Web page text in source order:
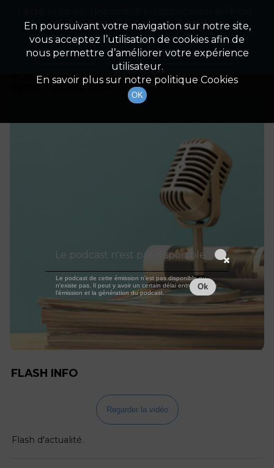
Détails De L'épisode
31 août 2023 à 19h59
durée : Invalid date
FLASH INFO
Regarder la vidéo
Flash d'actualité.
En poursuivant votre navigation sur notre site,
vous acceptez l’utilisation de cookies afin de
nous permettre d’améliorer votre expérience
utilisateur.
En savoir plus sur notre politique Cookies
OK
Appuyez ci-dessous pour l'installer.
Non merci Télécharger l'application
Le podcast n'est pas disponible
Le podcast de cette émission n'est pas disponible ou
n'existe pas. Il peut y avoir un certain délai entre la fin de
l'émission et la génération du podcast.
Ok